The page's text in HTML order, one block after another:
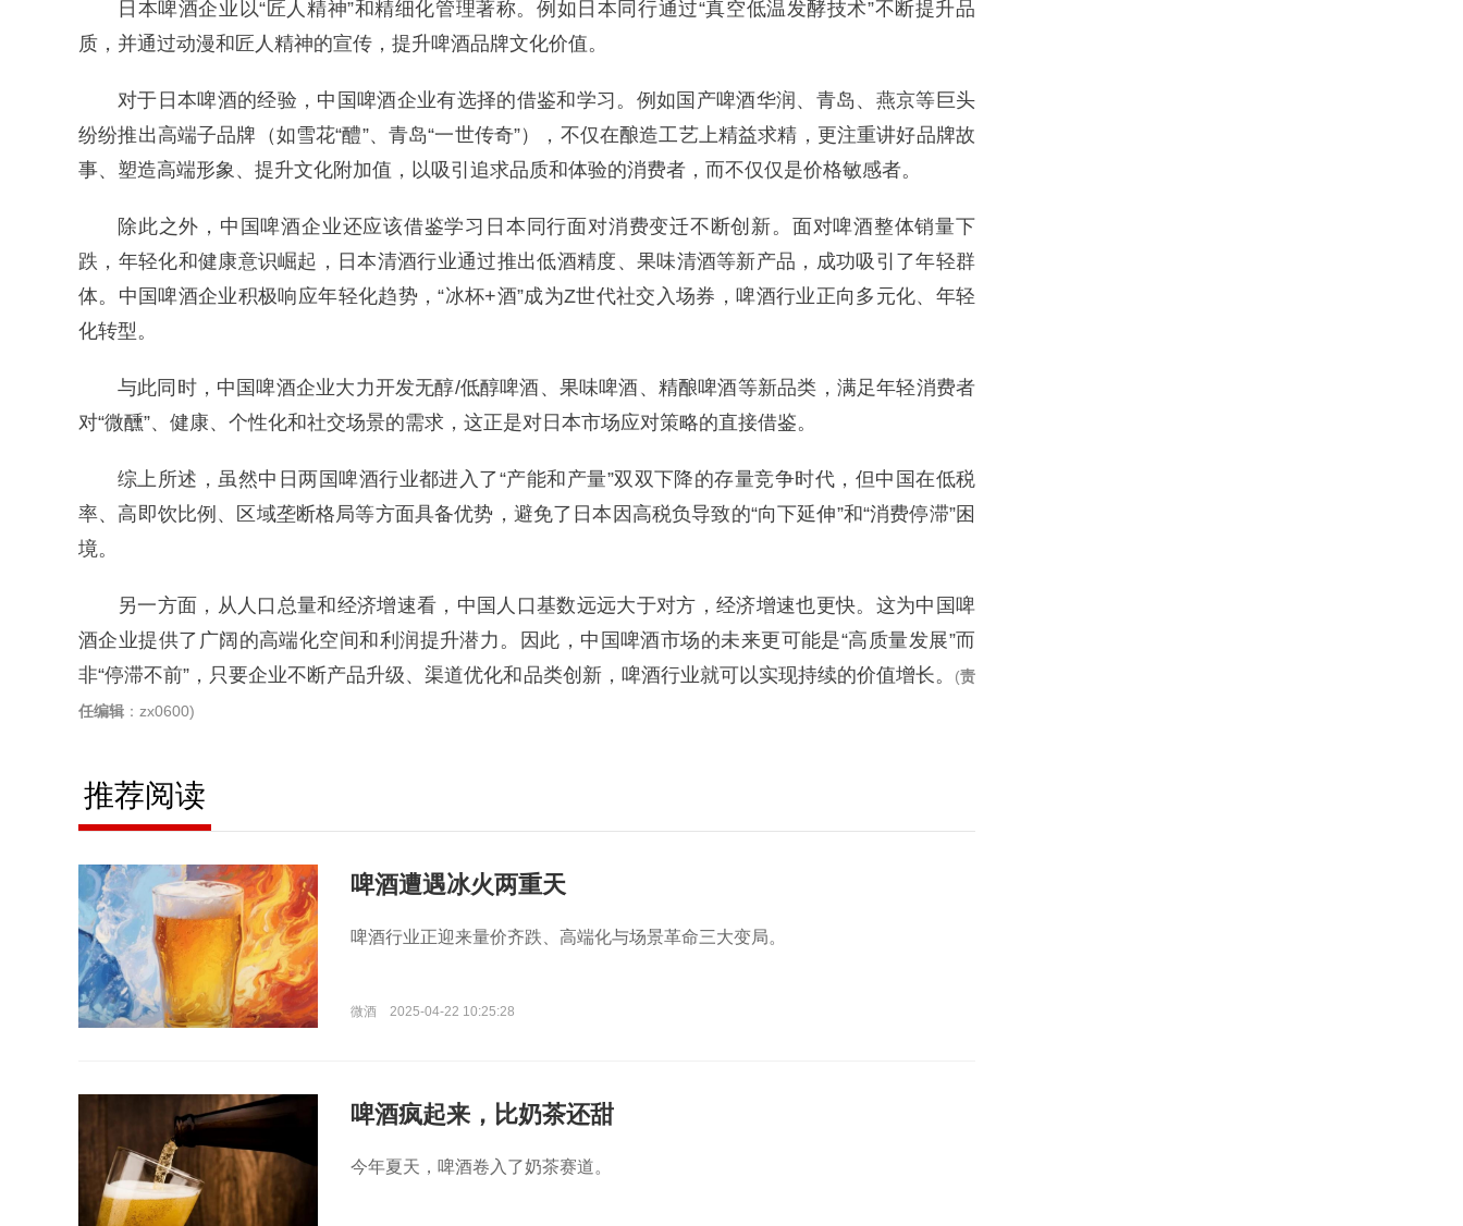
日本啤酒企业以“匠人精神”和精细化管理著称。例如日本同行通过“真空低温发酵技术”不断提升品
质，并通过动漫和匠人精神的宣传，提升啤酒品牌文化价值。
对于日本啤酒的经验，中国啤酒企业有选择的借鉴和学习。例如国产啤酒华润、青岛、燕京等巨头
纷纷推出高端子品牌（如雪花“醴”、青岛“一世传奇”），不仅在酿造工艺上精益求精，更注重讲好品牌故
事、塑造高端形象、提升文化附加值，以吸引追求品质和体验的消费者，而不仅仅是价格敏感者。
除此之外，中国啤酒企业还应该借鉴学习日本同行面对消费变迁不断创新。面对啤酒整体销量下
跌，年轻化和健康意识崛起，日本清酒行业通过推出低酒精度、果味清酒等新产品，成功吸引了年轻群
体。中国啤酒企业积极响应年轻化趋势，“冰杯+酒”成为Z世代社交入场券，啤酒行业正向多元化、年轻
化转型。
与此同时，中国啤酒企业大力开发无醇/低醇啤酒、果味啤酒、精酿啤酒等新品类，满足年轻消费者
对“微醺”、健康、个性化和社交场景的需求，这正是对日本市场应对策略的直接借鉴。
综上所述，虽然中日两国啤酒行业都进入了“产能和产量”双双下降的存量竞争时代，但中国在低税
率、高即饮比例、区域垄断格局等方面具备优势，避免了日本因高税负导致的“向下延伸”和“消费停滞”困
境。
另一方面，从人口总量和经济增速看，中国人口基数远远大于对方，经济增速也更快。这为中国啤
酒企业提供了广阔的高端化空间和利润提升潜力。因此，中国啤酒市场的未来更可能是“高质量发展”而
非“停滞不前”，只要企业不断产品升级、渠道优化和品类创新，啤酒行业就可以实现持续的价值增长。
(责
任编辑 ：zx0600)
推荐阅读
啤酒遭遇冰火两重天
啤酒行业正迎来量价齐跌、高端化与场景革命三大变局。
微酒 2025-04-22 10:25:28
啤酒疯起来，比奶茶还甜
今年夏天，啤酒卷入了奶茶赛道。